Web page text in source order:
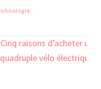
Cinq raisons d’acheter un
quadruple vélo électrique